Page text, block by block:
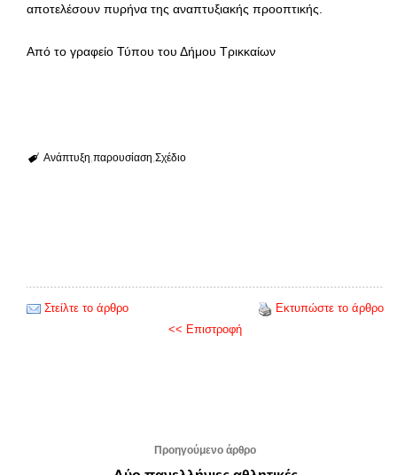
αποτελέσουν πυρήνα της αναπτυξιακής προοπτικής.
Από το γραφείο Τύπου του Δήμου Τρικκαίων
Ανάπτυξη παρουσίαση Σχέδιο
Στείλτε το άρθρο
Εκτυπώστε το άρθρο
<< Επιστροφή
Προηγούμενο άρθρο